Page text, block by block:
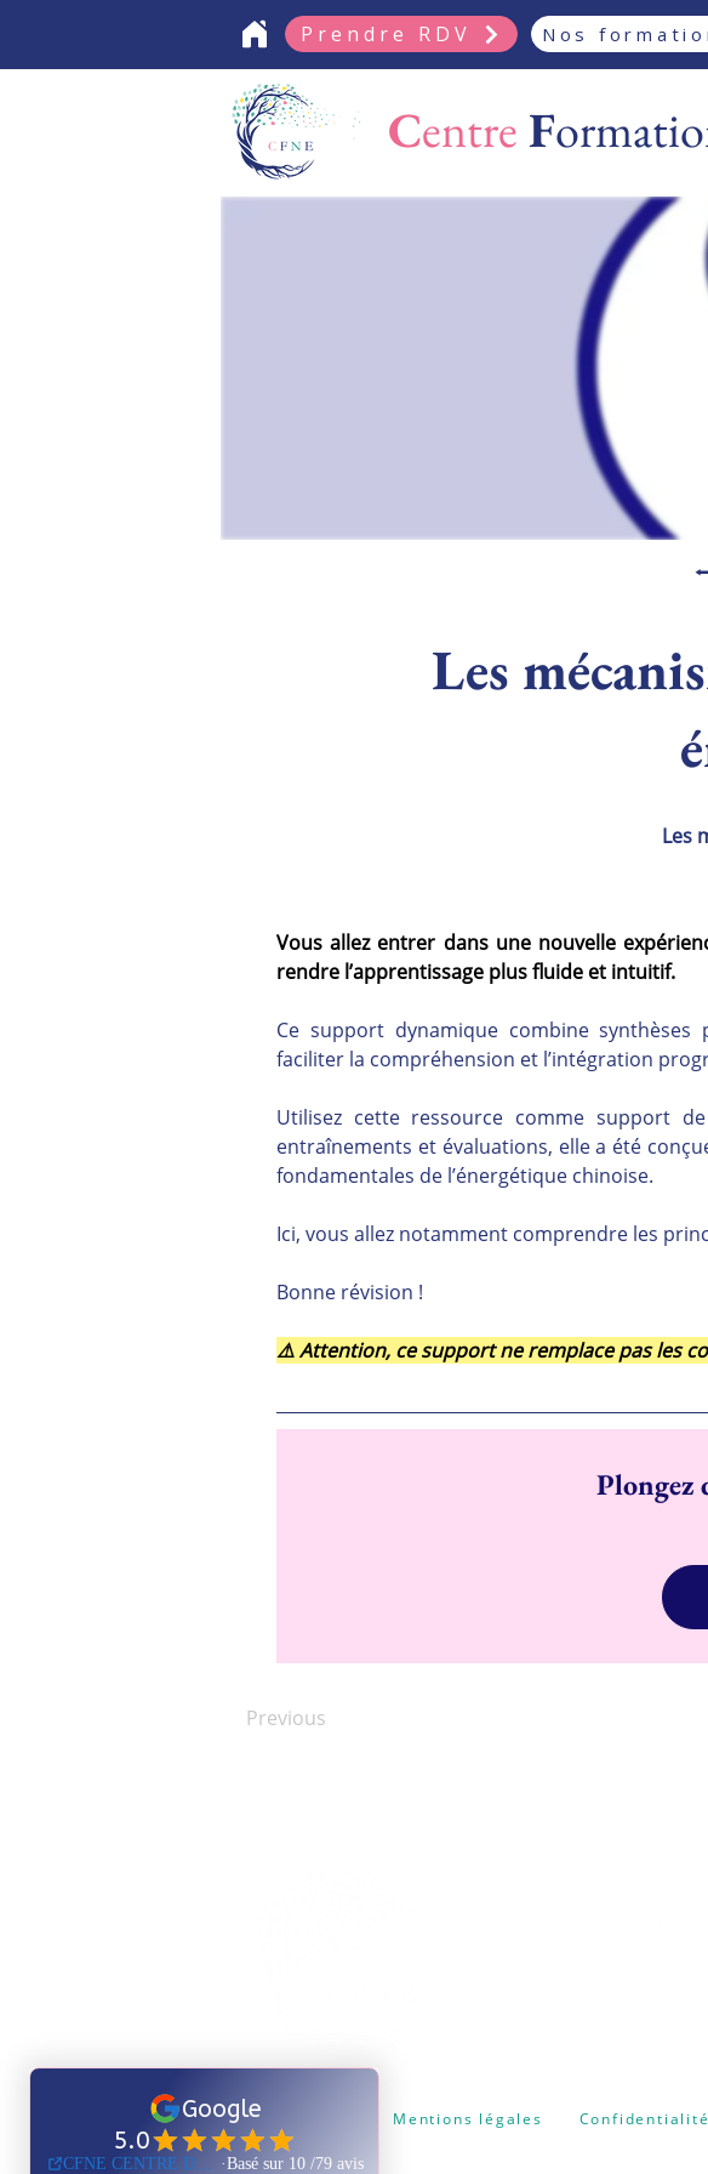
Prendre RDV Nos
CentreF
Les
Les
Vous allez entrer dans une nouvelle
rendre l’apprentissage plus fluide et intuitif.
Ce support dynamique combine
faciliter la compréhension et l’intégration
Utilisez cette ressource comme support
entraînements et évaluations, elle a été
fondamentales de l’énergétique chinoise.
Ici, vous allez notamment comprendre les
Bonne révision !
⚠️ Attention, ce support ne remplace pas les
Plongez
Previous
Certificat Qualiopi Mentions légales Confidentialité